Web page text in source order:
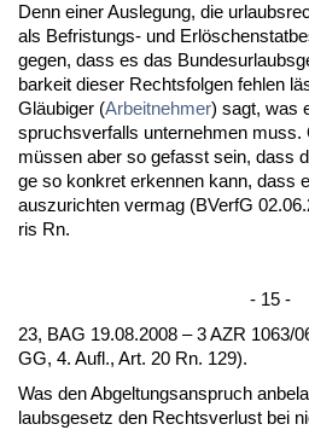
Denn ei­ner Aus­le­gung, die
als Be­fris­tungs- und
ge­gen, dass es das
bar­keit die­ser Rechts­fol­gen feh­len
Gläubi­ger (Ar­beit­neh­mer) sagt, was
spruchs­ver­falls un­ter­neh­men muss.
müssen aber so ge­fasst sein, dass
ge so kon­kret er­ken­nen kann, dass
aus­zu­rich­ten ver­mag (BVerfG
ris Rn.
- 15 -
23, BAG 19.08.2008 – 3 AZR 1063/
GG, 4. Aufl., Art. 20 Rn. 129).
Was den Ab­gel­tungs­an­spruch
laubs­ge­setz den Rechts­ver­lust bei